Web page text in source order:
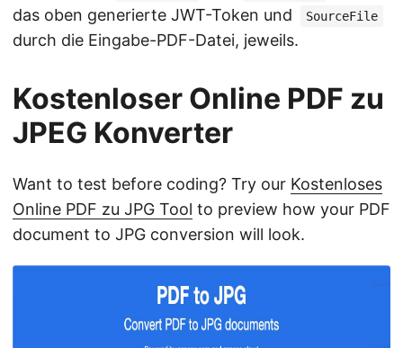
das oben generierte JWT-Token und
SourceFile
durch die Eingabe-PDF-Datei, jeweils.
Kostenloser Online PDF zu
JPEG Konverter
Want to test before coding? Try our Kostenloses
Online PDF zu JPG Tool to preview how your PDF
document to JPG conversion will look.